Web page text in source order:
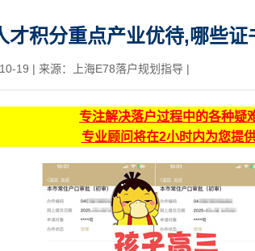
才积分重点产业优待,哪些
19 | 来源：上海E78落户规划指导 |
专注解决落户过程中的各种疑
专业顾问将在2小时内为您提